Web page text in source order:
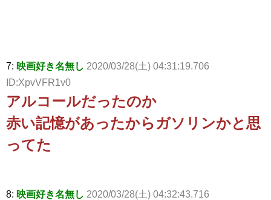
7: 映画好き名無し 2020/03/28(土) 04:31:19.706
ID:XpvVFR1v0
アルコールだったのか
赤い記憶があったからガソリンかと思
ってた
8: 映画好き名無し 2020/03/28(土) 04:32:43.716